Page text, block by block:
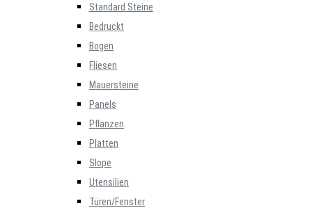
Standard Steine
Bedruckt
Bogen
Fliesen
Mauersteine
Panels
Pflanzen
Platten
Slope
Utensilien
Türen/Fenster